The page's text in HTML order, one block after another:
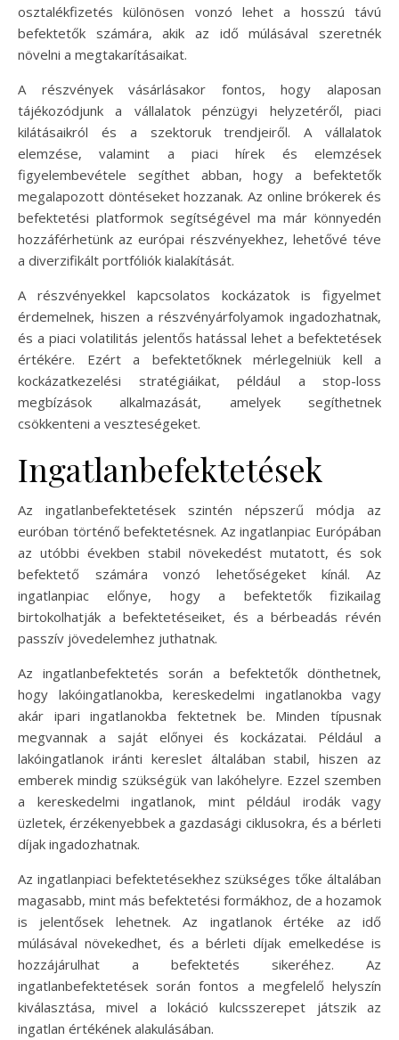
osztalékfizetés különösen vonzó lehet a hosszú távú
befektetők számára, akik az idő múlásával szeretnék
növelni a megtakarításaikat.
A részvények vásárlásakor fontos, hogy alaposan
tájékozódjunk a vállalatok pénzügyi helyzetéről, piaci
kilátásaikról és a szektoruk trendjeiről. A vállalatok
elemzése, valamint a piaci hírek és elemzések
figyelembevétele segíthet abban, hogy a befektetők
megalapozott döntéseket hozzanak. Az online brókerek és
befektetési platformok segítségével ma már könnyedén
hozzáférhetünk az európai részvényekhez, lehetővé téve
a diverzifikált portfóliók kialakítását.
A részvényekkel kapcsolatos kockázatok is figyelmet
érdemelnek, hiszen a részvényárfolyamok ingadozhatnak,
és a piaci volatilitás jelentős hatással lehet a befektetések
értékére. Ezért a befektetőknek mérlegelniük kell a
kockázatkezelési stratégiáikat, például a stop-loss
megbízások alkalmazását, amelyek segíthetnek
csökkenteni a veszteségeket.
Ingatlanbefektetések
Az ingatlanbefektetések szintén népszerű módja az
euróban történő befektetésnek. Az ingatlanpiac Európában
az utóbbi években stabil növekedést mutatott, és sok
befektető számára vonzó lehetőségeket kínál. Az
ingatlanpiac előnye, hogy a befektetők fizikailag
birtokolhatják a befektetéseiket, és a bérbeadás révén
passzív jövedelemhez juthatnak.
Az ingatlanbefektetés során a befektetők dönthetnek,
hogy lakóingatlanokba, kereskedelmi ingatlanokba vagy
akár ipari ingatlanokba fektetnek be. Minden típusnak
megvannak a saját előnyei és kockázatai. Például a
lakóingatlanok iránti kereslet általában stabil, hiszen az
emberek mindig szükségük van lakóhelyre. Ezzel szemben
a kereskedelmi ingatlanok, mint például irodák vagy
üzletek, érzékenyebbek a gazdasági ciklusokra, és a bérleti
díjak ingadozhatnak.
Az ingatlanpiaci befektetésekhez szükséges tőke általában
magasabb, mint más befektetési formákhoz, de a hozamok
is jelentősek lehetnek. Az ingatlanok értéke az idő
múlásával növekedhet, és a bérleti díjak emelkedése is
hozzájárulhat a befektetés sikeréhez. Az
ingatlanbefektetések során fontos a megfelelő helyszín
kiválasztása, mivel a lokáció kulcsszerepet játszik az
ingatlan értékének alakulásában.